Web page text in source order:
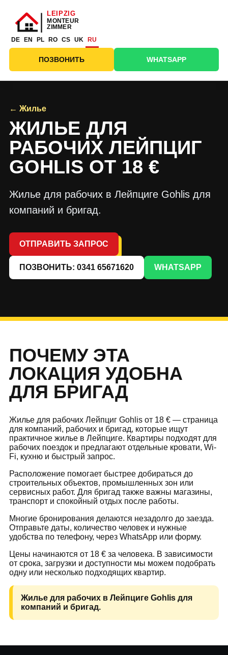
ПОЗВОНИТЬ WHATSAPP
DE EN PL RO CS UK RU
← Жилье
ЖИЛЬЕ ДЛЯ
РАБОЧИХ ЛЕЙПЦИГ
GOHLIS ОТ 18 €
Жилье для рабочих в Лейпциге Gohlis для
компаний и бригад.
ОТПРАВИТЬ ЗАПРОС
ПОЗВОНИТЬ: 0341 65671620 WHATSAPP
ПОЧЕМУ ЭТА
ЛОКАЦИЯ УДОБНА
ДЛЯ БРИГАД
Жилье для рабочих Лейпциг Gohlis от 18 € — страница
для компаний, рабочих и бригад, которые ищут
практичное жилье в Лейпциге. Квартиры подходят для
рабочих поездок и предлагают отдельные кровати, Wi-
Fi, кухню и быстрый запрос.
Расположение помогает быстрее добираться до
строительных объектов, промышленных зон или
сервисных работ. Для бригад также важны магазины,
транспорт и спокойный отдых после работы.
Многие бронирования делаются незадолго до заезда.
Отправьте даты, количество человек и нужные
удобства по телефону, через WhatsApp или форму.
Цены начинаются от 18 € за человека. В зависимости
от срока, загрузки и доступности мы можем подобрать
одну или несколько подходящих квартир.
Жилье для рабочих в Лейпциге Gohlis для
компаний и бригад.